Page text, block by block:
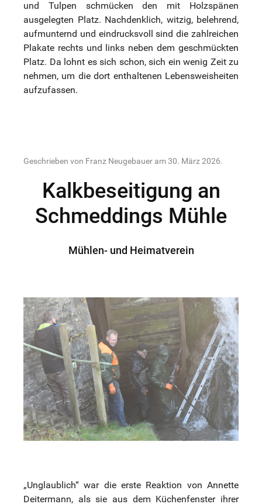
und Tulpen schmücken den mit Holzspänen
ausgelegten Platz. Nachdenklich, witzig, belehrend,
aufmunternd und eindrucksvoll sind die zahlreichen
Plakate rechts und links neben dem geschmückten
Platz. Da lohnt es sich schon, sich ein wenig Zeit zu
nehmen, um die dort enthaltenen Lebensweisheiten
aufzufassen.
Geschrieben von Franz Neugebauer am30. März 2026.
Kalkbeseitigung an
Schmeddings Mühle
Mühlen- und Heimatverein
„Unglaublich“ war die erste Reaktion von Annette
Deitermann, als sie aus dem Küchenfenster ihrer